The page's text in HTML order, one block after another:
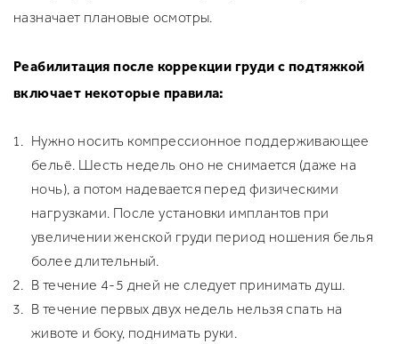
назначает плановые осмотры.
Реабилитация после коррекции груди с подтяжкой
включает некоторые правила:
Нужно носить компрессионное поддерживающее
бельё. Шесть недель оно не снимается (даже на
ночь), а потом надевается перед физическими
нагрузками. После установки имплантов при
увеличении женской груди период ношения белья
более длительный.
В течение 4-5 дней не следует принимать душ.
В течение первых двух недель нельзя спать на
животе и боку, поднимать руки.